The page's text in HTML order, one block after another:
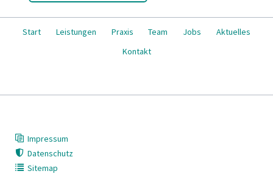
Navigation
überspringen
Start Leistungen Praxis Team Jobs
Aktuelles
Kontakt
Impressum
Datenschutz
Sitemap